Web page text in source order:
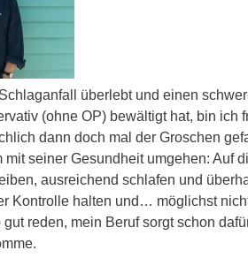
überlebt und einen
(ohne OP) bewältigt hat, bin ich
dann doch mal der Groschen
mit seiner Gesundheit umgehen: Auf
ausreichend schlafen und
Kontrolle halten und… möglichst
reden, mein Beruf sorgt schon